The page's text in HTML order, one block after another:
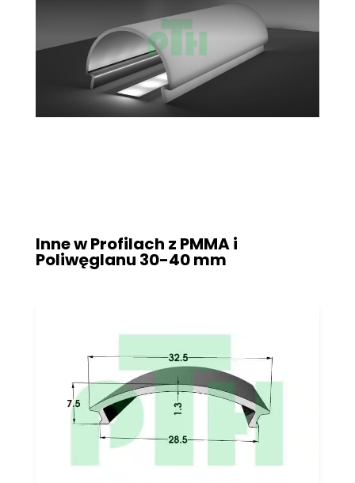
Inne w Profilach z PMMA i
Poliwęglanu 30-40 mm